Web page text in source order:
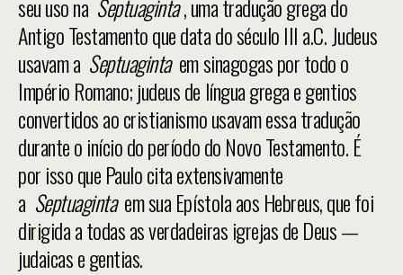
seu uso na Septuaginta, uma tradução grega do
Antigo Testamento que data do século III a.C. Judeus
usavam a Septuagintaem sinagogas por todo o
Império Romano; judeus de língua grega e gentios
convertidos ao cristianismo usavam essa tradução
durante o início do período do Novo Testamento. É
por isso que Paulo cita extensivamente
a Septuagintaem sua Epístola aos Hebreus, que foi
dirigida a todas as verdadeiras igrejas de Deus —
judaicas e gentias.